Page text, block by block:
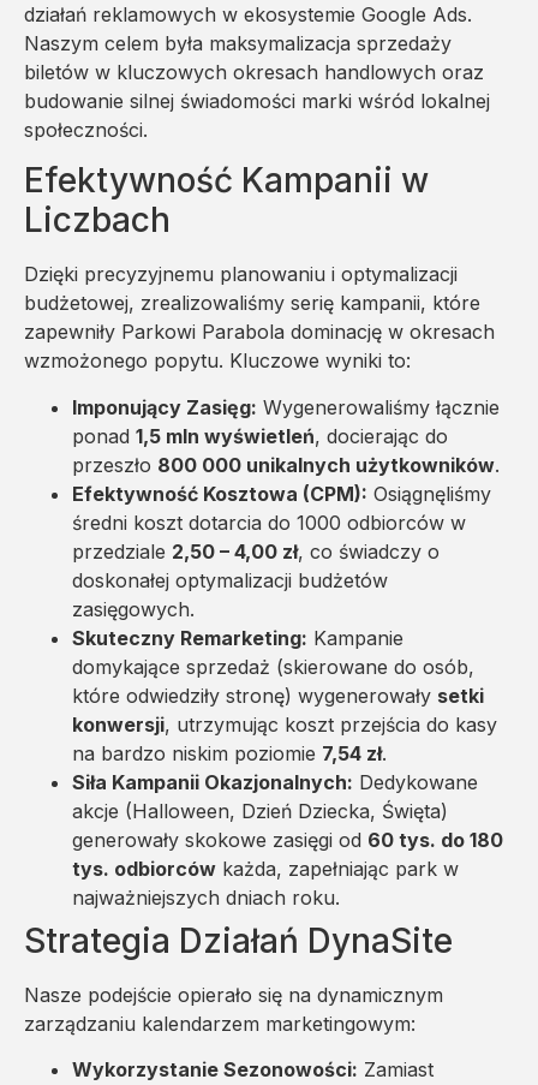
działań reklamowych w ekosystemie Google Ads.
Naszym celem była maksymalizacja sprzedaży
biletów w kluczowych okresach handlowych oraz
budowanie silnej świadomości marki wśród lokalnej
społeczności.
Efektywność Kampanii w
Liczbach
Dzięki precyzyjnemu planowaniu i optymalizacji
budżetowej, zrealizowaliśmy serię kampanii, które
zapewniły Parkowi Parabola dominację w okresach
wzmożonego popytu. Kluczowe wyniki to:
Imponujący Zasięg: Wygenerowaliśmy łącznie
ponad 1,5 mln wyświetleń, docierając do
przeszło 800 000 unikalnych użytkowników.
Efektywność Kosztowa (CPM): Osiągnęliśmy
średni koszt dotarcia do 1000 odbiorców w
przedziale 2,50 – 4,00 zł, co świadczy o
doskonałej optymalizacji budżetów
zasięgowych.
Skuteczny Remarketing: Kampanie
domykające sprzedaż (skierowane do osób,
które odwiedziły stronę) wygenerowały setki
konwersji, utrzymując koszt przejścia do kasy
na bardzo niskim poziomie 7,54 zł.
Siła Kampanii Okazjonalnych: Dedykowane
akcje (Halloween, Dzień Dziecka, Święta)
generowały skokowe zasięgi od 60 tys. do 180
tys. odbiorców każda, zapełniając park w
najważniejszych dniach roku.
Strategia Działań DynaSite
Nasze podejście opierało się na dynamicznym
zarządzaniu kalendarzem marketingowym:
Wykorzystanie Sezonowości: Zamiast